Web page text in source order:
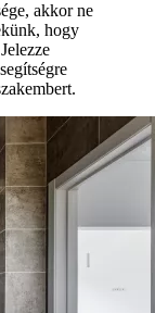
akkor ne
hogy